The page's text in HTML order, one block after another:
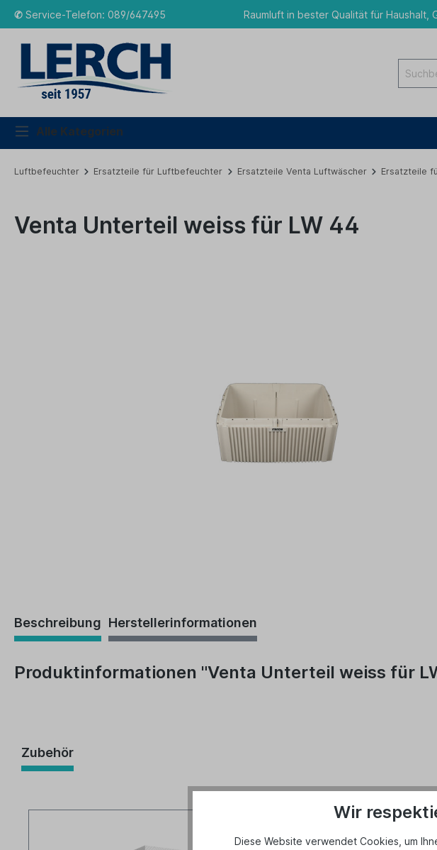
✆ Service-Telefon: 089/647495 Raumluft in bester Qualität für Haushalt,
Alle Kategorien
Luftbefeuchter Ersatzteile für Luftbefeuchter Ersatzteile Venta Luftwäscher Ersatzteile
Venta Unterteil weiss für LW 44
Beschreibung Herstellerinformationen
Produktinformationen "Venta Unterteil weiss für
Zubehör
Wir
Diese Website verwendet Cookies, um